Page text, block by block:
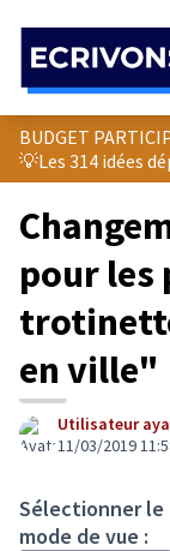
BUDGET
💡Les 314 idées
pour les
en ville"
Utilisateur
11/03/2019
Sélectionner le
mode de vue :